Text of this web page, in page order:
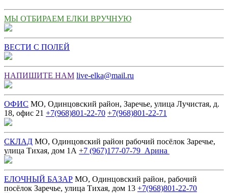
МЫ ОТБИРАЕМ ЕЛКИ ВРУЧНУЮ
ВЕСТИ С ПОЛЕЙ
НАПИШИТЕ НАМ live-elka@mail.ru
ОФИС МО, Одинцовский район, Заречье, улица Лучистая, д.
18, офис 21 +7(968)801-22-70 +7(968)801-22-71
СКЛАД МО, Одинцовский район рабочий посёлок Заречье,
улица Тихая, дом 1А +7 (967)177-07-79 Арина
ЕЛОЧНЫЙ БАЗАР МО, Одинцовский район, рабочий
посёлок Заречье, улица Тихая, дом 13 +7(968)801-22-70